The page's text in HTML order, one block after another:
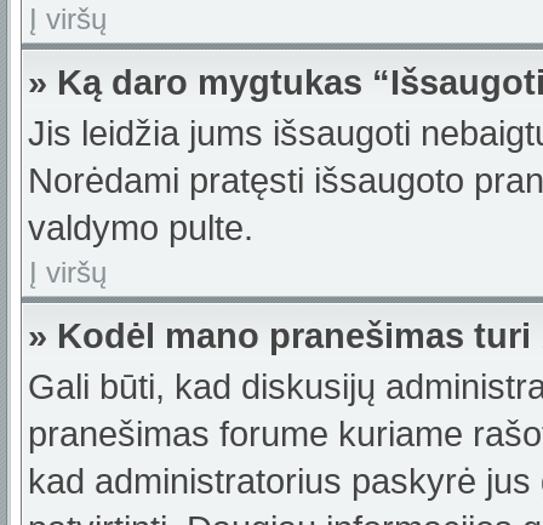
Į viršų
» Ką daro mygtukas
Jis leidžia jums išsaugoti
Norėdami pratęsti išsaugoto
valdymo pulte.
Į viršų
» Kodėl mano pranešimas
Gali būti, kad diskusijų
pranešimas forume kuriame
kad administratorius paskyrė